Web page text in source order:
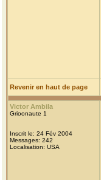
Revenir en haut de page
Victor Ambila
Grioonaute 1
Inscrit le: 24 Fév 2004
Messages: 242
Localisation: USA